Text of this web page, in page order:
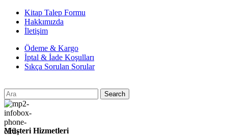
Kitap Talep Formu
Hakkımızda
İletişim
Ödeme & Kargo
İptal & İade Koşulları
Sıkça Sorulan Sorular
Search
Müşteri Hizmetleri